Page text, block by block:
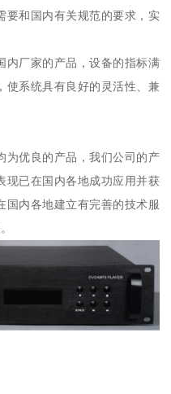
要和国内有关规范的要求，实
内厂家的产品，设备的指标满
使系统具有良好的灵活性、兼
为优良的产品，我们公司的产
现已在国内各地成功应用并获
国内各地建立有完善的技术服